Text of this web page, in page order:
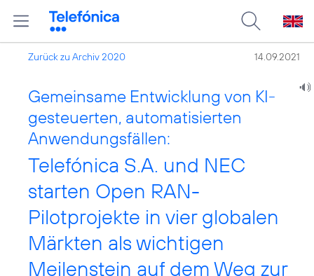
Zurück zu Archiv 2020 14.09.2021
Gemeinsame Entwicklung von KI-
gesteuerten, automatisierten
Anwendungsfällen:
Telefónica S.A. und NEC
starten Open RAN-
Pilotprojekte in vier globalen
Märkten als wichtigen
Meilenstein auf dem Weg zur